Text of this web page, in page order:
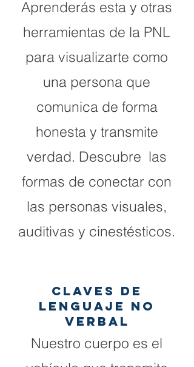
Aprenderás esta y otras
herramientas de la PNL
para visualizarte como
una persona que
comunica de forma
honesta y transmite
verdad. Descubre las
formas de conectar con
las personas visuales,
auditivas y cinestésticos.
CLAVES DE
LENGUAJE NO
VERBAL
Nuestro cuerpo es el